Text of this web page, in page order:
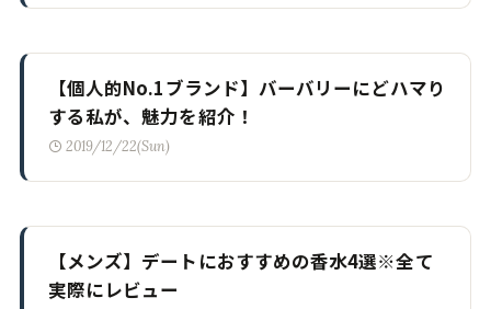
【個人的No.1ブランド】バーバリーにどハマり
する私が、魅力を紹介！
2019/12/22(Sun)
【メンズ】デートにおすすめの香水4選※全て
実際にレビュー